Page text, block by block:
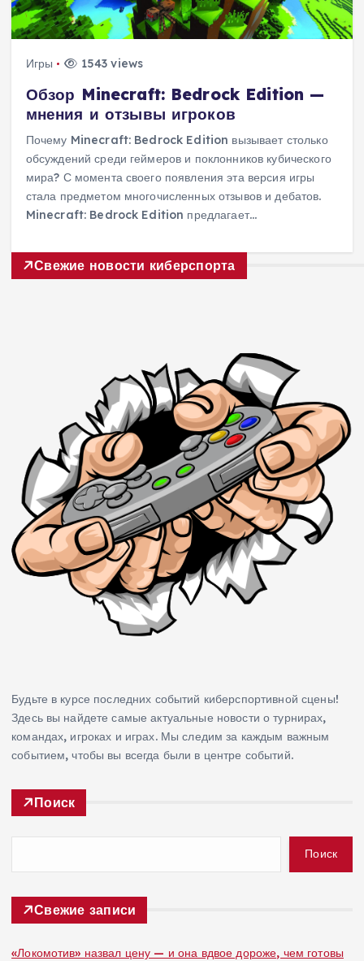
Игры 1543 views
Обзор Minecraft: Bedrock Edition —
мнения и отзывы игроков
Почему Minecraft: Bedrock Edition вызывает столько
обсуждений среди геймеров и поклонников кубического
мира? С момента своего появления эта версия игры
стала предметом многочисленных отзывов и дебатов.
Minecraft: Bedrock Edition предлагает…
Свежие новости киберспорта
Будьте в курсе последних событий киберспортивной сцены!
Здесь вы найдете самые актуальные новости о турнирах,
командах, игроках и играх. Мы следим за каждым важным
событием, чтобы вы всегда были в центре событий.
Поиск
Поиск
Свежие записи
«Локомотив» назвал цену — и она вдвое дороже, чем готовы